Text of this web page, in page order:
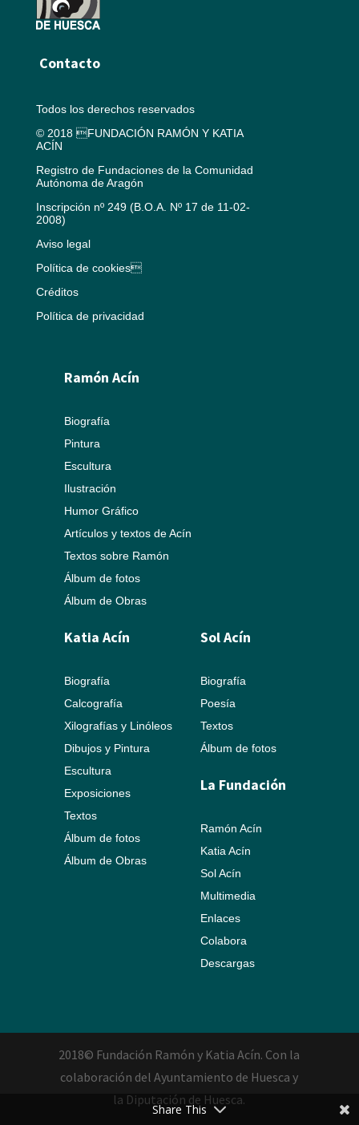
Contacto
Todos los derechos reservados
© 2018 FUNDACIÓN RAMÓN Y KATIA
ACÍN
Registro de Fundaciones de la Comunidad
Autónoma de Aragón
Inscripción nº 249 (B.O.A. Nº 17 de 11-02-
2008)
Aviso legal
Política de cookies
Créditos
Política de privacidad
Ramón Acín
Biografía
Pintura
Escultura
Ilustración
Humor Gráfico
Artículos y textos de Acín
Textos sobre Ramón
Álbum de fotos
Álbum de Obras
Katia Acín
Biografía
Calcografía
Xilografías y Linóleos
Dibujos y Pintura
Escultura
Exposiciones
Textos
Álbum de fotos
Álbum de Obras
Sol Acín
Biografía
Poesía
Textos
Álbum de fotos
La Fundación
Ramón Acín
Katia Acín
Sol Acín
Multimedia
Enlaces
Colabora
Descargas
2018© Fundación Ramón y Katia Acín. Con la
colaboración del Ayuntamiento de Huesca y
la Diputación de Huesca.
Share This